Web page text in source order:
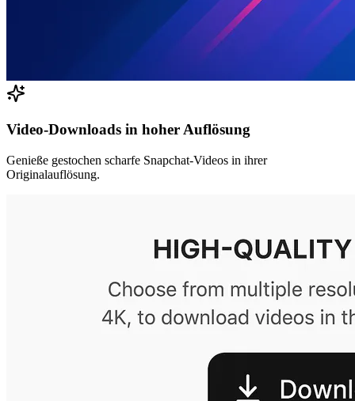
Video-Downloads in hoher Auflösung
Genieße gestochen scharfe Snapchat-Videos in ihrer
Originalauflösung.